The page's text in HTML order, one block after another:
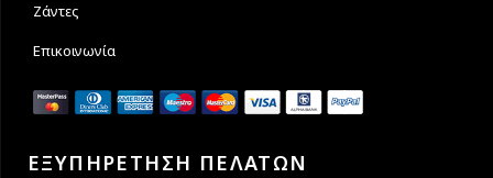
Ζάντες
Επικοινωνία
ΕΞΥΠΗΡΕΤΗΣΗ ΠΕΛΑΤΩΝ